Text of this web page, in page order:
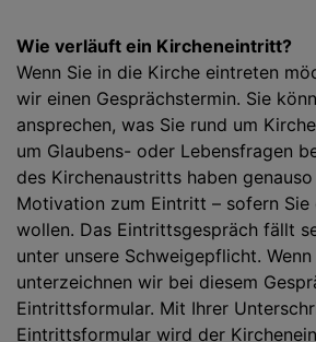
Wie verläuft ein Kircheneintritt?
Wenn Sie in die Kirche eintreten
wir einen Gesprächstermin. Sie
ansprechen, was Sie rund um
um Glaubens- oder Lebensfragen
des Kirchenaustritts haben
Motivation zum Eintritt – sofern Sie
wollen. Das Eintrittsgespräch fällt
unter unsere Schweigepflicht.
unterzeichnen wir bei diesem
Eintrittsformular. Mit Ihrer
Eintrittsformular wird der